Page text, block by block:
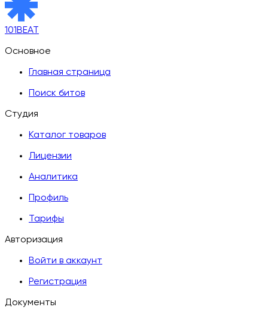
101BEAT
Основное
Главная страница
Поиск битов
Студия
Каталог товаров
Лицензии
Аналитика
Профиль
Тарифы
Авторизация
Войти в аккаунт
Регистрация
Документы